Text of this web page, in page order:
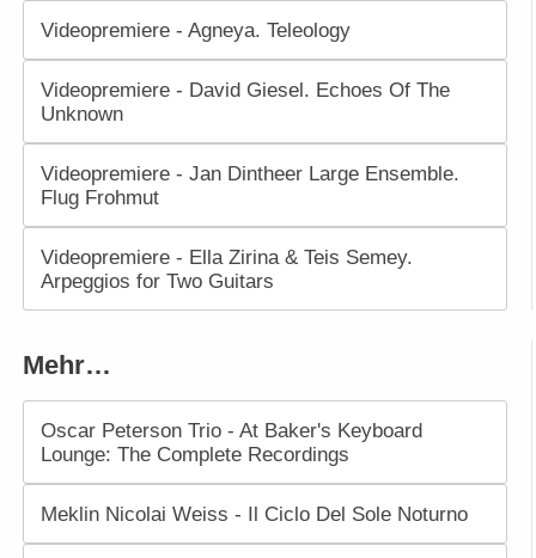
Videopremiere - Agneya. Teleology
Videopremiere - David Giesel. Echoes Of The
Unknown
Videopremiere - Jan Dintheer Large Ensemble.
Flug Frohmut
Videopremiere - Ella Zirina & Teis Semey.
Arpeggios for Two Guitars
Mehr…
Oscar Peterson Trio - At Baker's Keyboard
Lounge: The Complete Recordings
Meklin Nicolai Weiss - Il Ciclo Del Sole Noturno